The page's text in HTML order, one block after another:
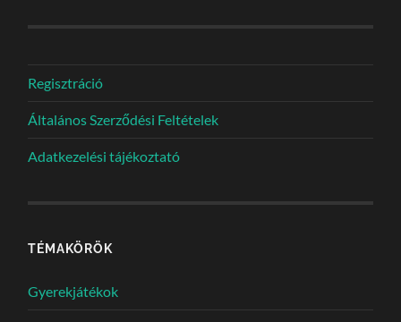
Regisztráció
Általános Szerződési Feltételek
Adatkezelési tájékoztató
TÉMAKÖRÖK
Gyerekjátékok